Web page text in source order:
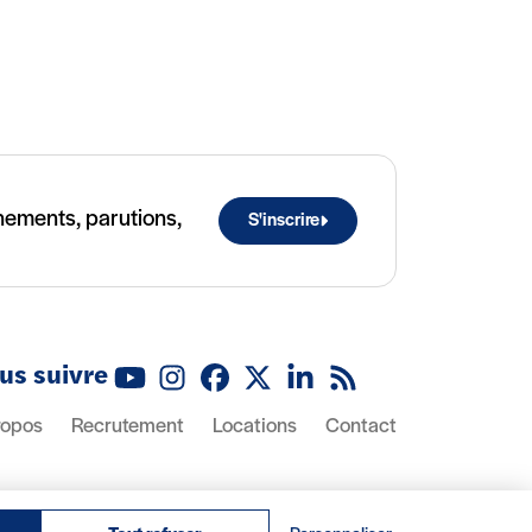
parutions,
S'inscrire
suivre YoutubeInstagramFacebookX (Twitter)
LinkedinFlux RSS
Recrutement Locations Contact